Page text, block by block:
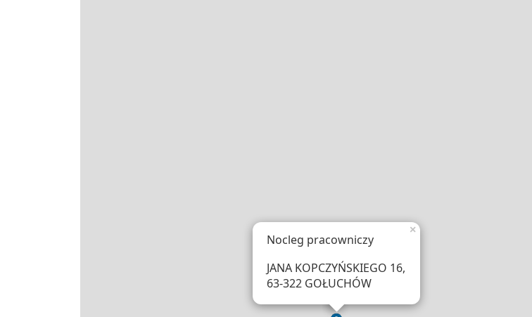
Nocleg pracowniczy
JANA KOPCZYŃSKIEGO 16,
63-322 GOŁUCHÓW
×